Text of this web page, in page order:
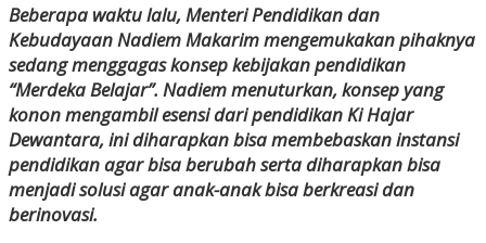
Beberapa waktu lalu, Menteri Pendidikan dan
Kebudayaan Nadiem Makarim mengemukakan pihaknya
sedang menggagas konsep kebijakan pendidikan
“Merdeka Belajar”. Nadiem menuturkan, konsep yang
konon mengambil esensi dari pendidikan Ki Hajar
Dewantara, ini diharapkan bisa membebaskan instansi
pendidikan agar bisa berubah serta diharapkan bisa
menjadi solusi agar anak-anak bisa berkreasi dan
berinovasi.